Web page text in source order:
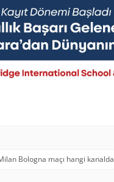
Bologna maçı hangi kanalda